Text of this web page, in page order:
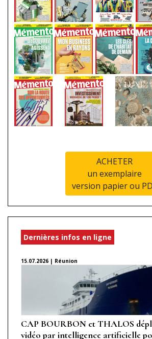
ACHETER
un exemplaire
version papier ou
Dernières infos en ligne
15.07.2026 | Réunion
CAP BOURBON et THALOS
vidéo par intelligence artificielle